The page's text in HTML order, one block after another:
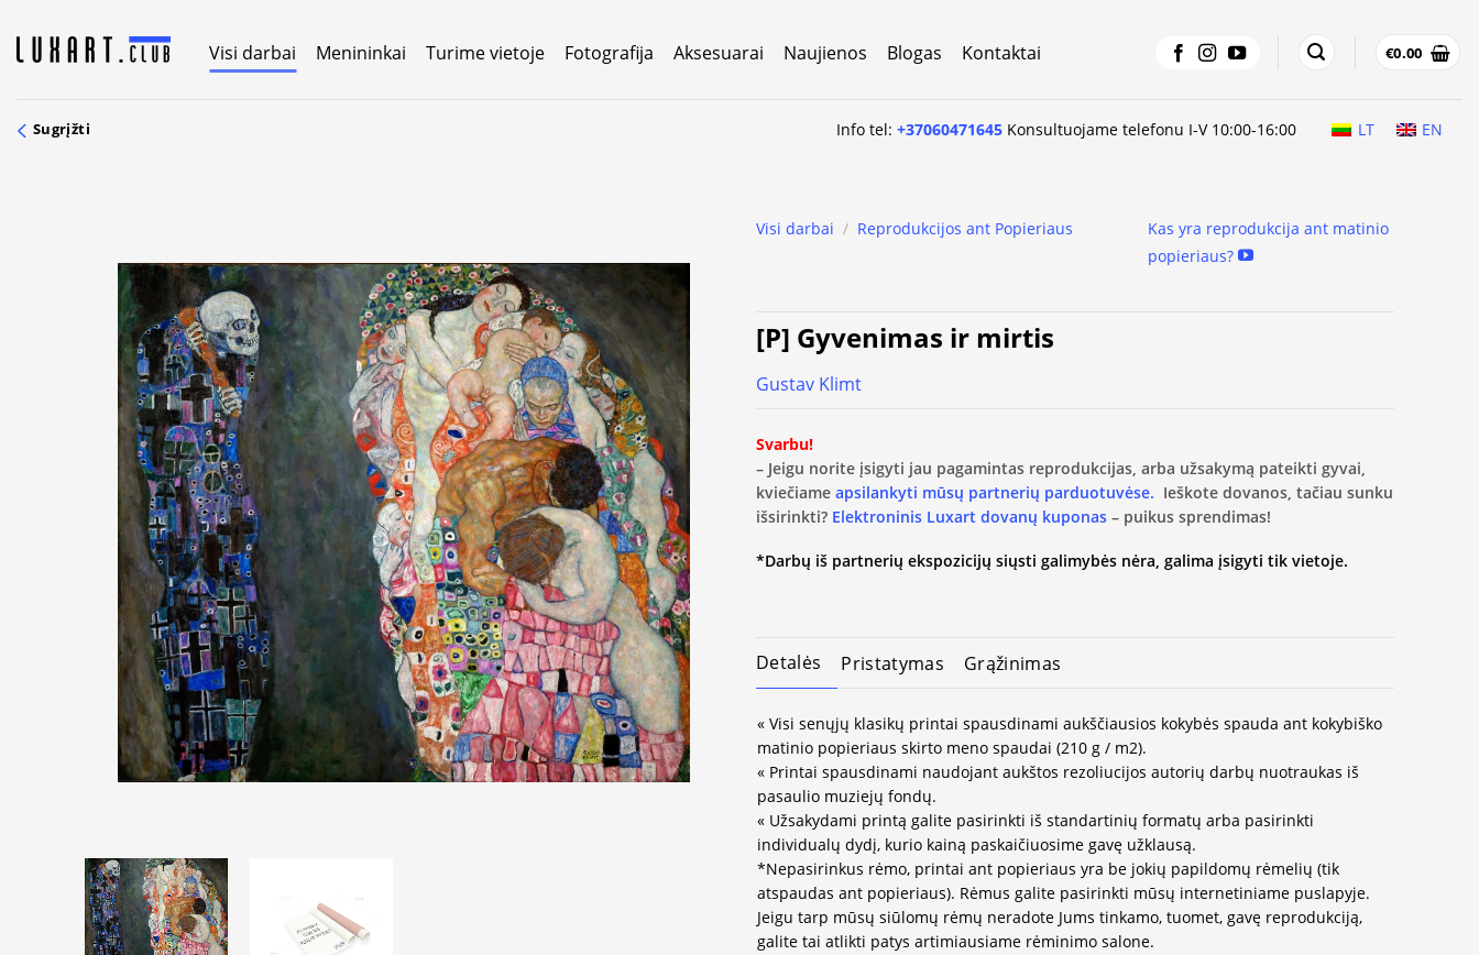
content
Visi darbai Menininkai Turime vietoje Fotografija Aksesuarai Naujienos Blogas Kontaktai €0.00
Sugrįžti Info tel:+37060471645 Konsultuojame telefonu I-V 10:00-16:00 LT EN
Visi darbai / Reprodukcijos ant Popieriaus
Kas yra reprodukcija ant matinio
popieriaus?
[P] Gyvenimas ir mirtis
Gustav Klimt
Svarbu!
– Jeigu norite įsigyti jau pagamintas reprodukcijas, arba užsakymą pateikti gyvai,
kviečiame apsilankyti mūsų partnerių parduotuvėse. Ieškote dovanos, tačiau sunku
išsirinkti? Elektroninis Luxart dovanų kuponas – puikus sprendimas!
*Darbų iš partnerių ekspozicijų siųsti galimybės nėra, galima įsigyti tik vietoje.
Detalės Pristatymas Grąžinimas
« Visi senųjų klasikų printai spausdinami aukščiausios kokybės spauda ant kokybiško
matinio popieriaus skirto meno spaudai (210 g / m2).
« Printai spausdinami naudojant aukštos rezoliucijos autorių darbų nuotraukas iš
pasaulio muziejų fondų.
« Užsakydami printą galite pasirinkti iš standartinių formatų arba pasirinkti
individualų dydį, kurio kainą paskaičiuosime gavę užklausą.
*Nepasirinkus rėmo, printai ant popieriaus yra be jokių papildomų rėmelių (tik
atspaudas ant popieriaus). Rėmus galite pasirinkti mūsų internetiniame puslapyje.
Jeigu tarp mūsų siūlomų rėmų neradote Jums tinkamo, tuomet, gavę reprodukciją,
galite tai atlikti patys artimiausiame rėminimo salone.